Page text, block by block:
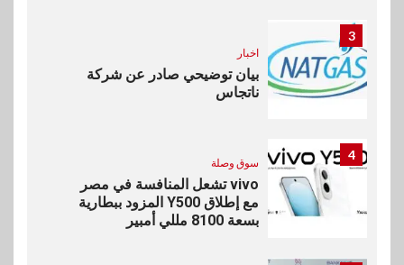
3
اخبار
بيان توضيحي صادر عن شركة
ناتجاس
4
سوق وصلة
vivo تشعل المنافسة في مصر
مع إطلاق Y500 المزود ببطارية
بسعة 8100 مللي أمبير